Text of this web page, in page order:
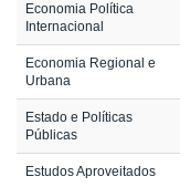
Economia Política
Internacional
Economia Regional e
Urbana
Estado e Políticas
Públicas
Estudos Aproveitados